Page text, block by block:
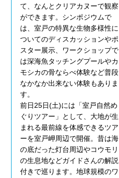
て、なんとクリアカヌーで観察
ができます。シンポジウムで
は、室戸の特異な生物多様性に
ついてのディスカッションやポ
スター展示、ワークショップで
は深海魚タッチングプールやカ
モシカの骨ならべ体験など普段
なかなか出来ない体験もありま
す。
前日25日(土)には「室戸自然め
ぐりツアー」として、大地が生
まれる最前線を体感できるツア
ーを室戸岬周辺で開催。昔は海
の底だった灯台周辺やコウモリ
の生息地などガイドさんの解説
付きで巡ります。地球規模のワ